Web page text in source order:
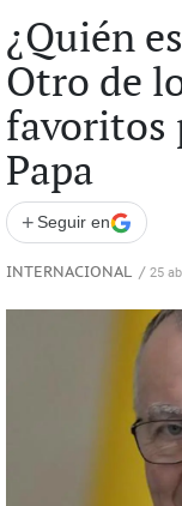
¿Quién
Otro de
favoritos
Papa
+ Seguir en
INTERNACIONAL / 25